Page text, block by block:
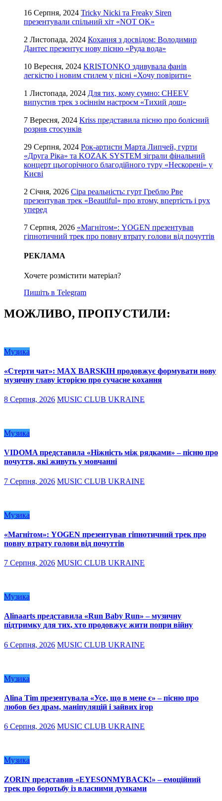
16 Серпня, 2024 Tricky Nicki та Freaky Siren
презентували спільний хіт «NOT OK»
2 Листопада, 2024 Кохання з досвідом: Володимир
Дантес презентує нову пісню «Руда вода»
10 Вересня, 2024 KRISTONKO здивувала фанів
легкістю і новим стилем у пісні «Хочу повірити»
1 Листопада, 2024 Для тих, кому сумно: CHEEV
випустив трек з осіннім настроєм «Тихий дощ»
7 Вересня, 2024 Kriss представила пісню про болісний
розрив стосунків
29 Серпня, 2024 Рок-артисти Марта Липчей, гурти
«Друга Ріка» та KOZAK SYSTEM зіграли фінальний
концерт цьогорічного благодійного туру «Нескорені» у
Києві
2 Січня, 2026 Сіра реальність: гурт Греблю Рве
презентував трек «Beautiful» про втому, впертість і рух
уперед
7 Серпня, 2026 «Магнітом»: YOGEN презентував
гіпнотичний трек про повну втрату голови від почуттів
РЕКЛАМА
Хочете розмістити матеріал?
Пишіть в Telegram
МОЖЛИВО, ПРОПУСТИЛИ:
Музика
«Стерти чат»: MAX BARSKIH продовжує формувати нову
музичну главу історією про сучасне кохання
8 Серпня, 2026 MUSIC CLUB UKRAINE
Музика
VIDOMA представила «Ніжність між рядками» – пісню про
почуття, які живуть у мовчанні
7 Серпня, 2026 MUSIC CLUB UKRAINE
Музика
«Магнітом»: YOGEN презентував гіпнотичний трек про
повну втрату голови від почуттів
7 Серпня, 2026 MUSIC CLUB UKRAINE
Музика
Alinaarts представила «Run Baby Run» – музичну
підтримку для тих, хто продовжує жити попри війну
6 Серпня, 2026 MUSIC CLUB UKRAINE
Музика
Alina Tim презентувала «Усе, що в мене є» – пісню про
любов без драм, маніпуляцій і зайвих ігор
6 Серпня, 2026 MUSIC CLUB UKRAINE
Музика
ZORIN представив «EYESONMYBACK!» – емоційний
трек про боротьбу із власними думками